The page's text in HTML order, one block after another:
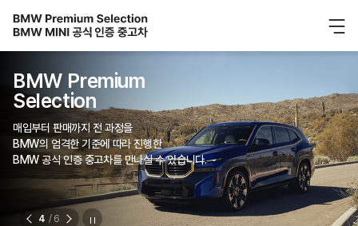
4 / 6
BMW Premium
Selection
매입부터 판매까지 전 과정을
BMW의 엄격한 기준에 따라 진행한
BMW 공식 인증 중고차를 만나실 수 있습니다.